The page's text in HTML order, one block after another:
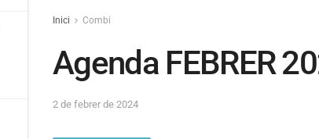
Inici Combi
Agenda FEBRER
2 de febrer de 2024